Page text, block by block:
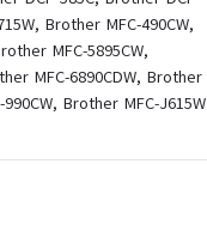
Brother MFC-490CW,
MFC-5895CW,
MFC-6890CDW, Brother
Brother MFC-J615W